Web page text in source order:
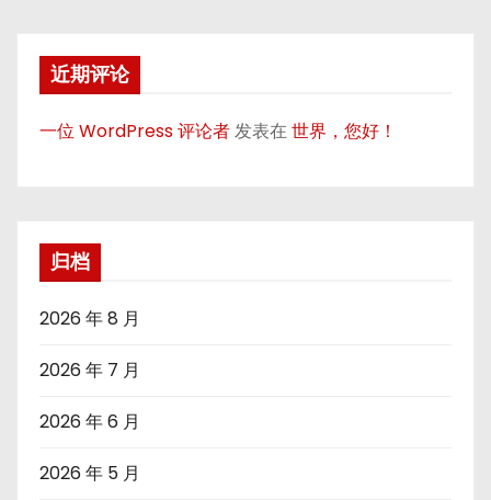
近期评论
一位 WordPress 评论者发表在世界，您好！
归档
2026 年 8 月
2026 年 7 月
2026 年 6 月
2026 年 5 月